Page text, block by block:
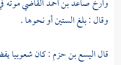
وأرخصاعد بن أحمد القاضيموته
وقال : بلغ الستين أو نحوها .
قالاليسع بن حزم: كان شعوبيا